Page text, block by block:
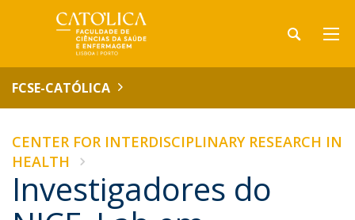
FCSE-CATÓLICA
CENTER FOR INTERDISCIPLINARY RESEARCH IN
HEALTH
Investigadores do